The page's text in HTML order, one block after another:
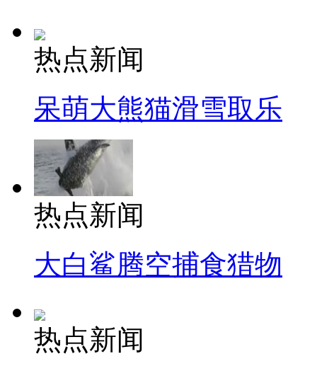
热点新闻
呆萌大熊猫滑雪取乐
热点新闻
大白鲨腾空捕食猎物
热点新闻